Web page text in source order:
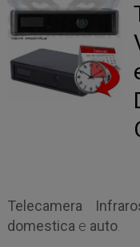
Telecamera
domestica e auto